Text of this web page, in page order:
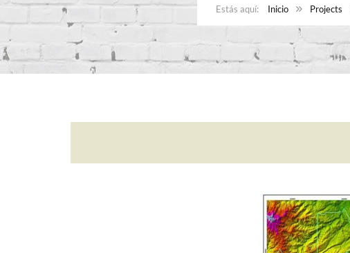
Inicio Projects